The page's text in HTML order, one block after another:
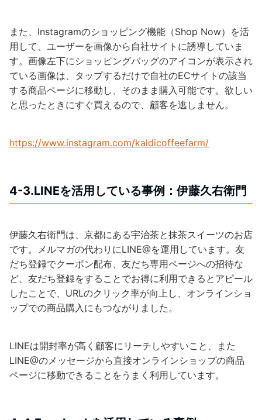
また、Instagramのショッピング機能（Shop Now）を活
用して、ユーザーを画像から自社サイトに誘導していま
す。画像左下にショッピングバッグのアイコンが表示され
ている画像は、タップするだけで自社のECサイトの該当
する商品ページに移動し、そのまま購入可能です。欲しい
と思ったときにすぐ買えるので、顧客を逃しません。
https://www.instagram.com/kaldicoffeefarm/
4-3.LINEを活用している事例：伊藤久右衛門
伊藤久右衛門は、京都にある宇治茶と抹茶スイーツのお店
です。メルマガの代わりにLINE@を運用しています。友
だち登録でクーポン配布、友だち専用ページへの招待な
ど、友だち登録をすることでお得に利用できるとアピール
したことで、URLのクリック率が向上し、オンラインショ
ップでの商品購入にもつながりました。
LINEは開封率が高く顧客にリーチしやすいこと、また
LINE@のメッセージから直接オンラインショップの商品
ページに移動できることをうまく利用しています。